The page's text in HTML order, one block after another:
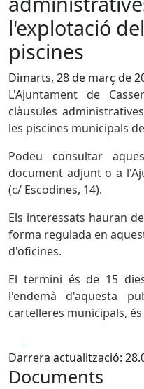
l'explotació
piscines
Dimarts, 28 de març de
L'Ajuntament de
clàusules
les piscines municipals
Podeu consultar
document adjunt o a
(c/ Escodines, 14).
Els interessats hauran
forma regulada en
d'oficines.
El termini és de 15
l'endemà d'aquesta
cartelleres municipals,
Darrera actualització:
Documents